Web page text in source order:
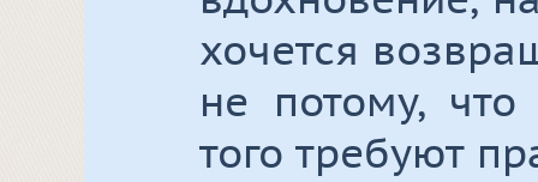
хочется
не потому,
того требуют